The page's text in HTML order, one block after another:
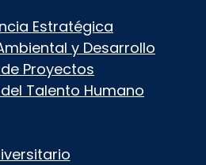
Estratégica
y Desarrollo
Proyectos
Talento Humano